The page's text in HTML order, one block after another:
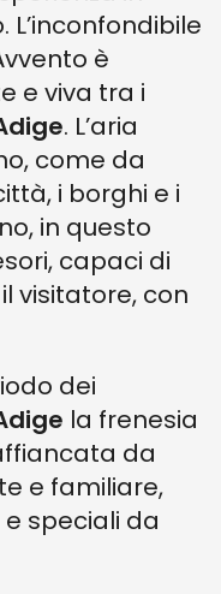
è
e viva tra i
. L’aria
come da
i borghi e i
in questo
capaci di
visitatore, con
dei
la frenesia
da
e familiare,
speciali da